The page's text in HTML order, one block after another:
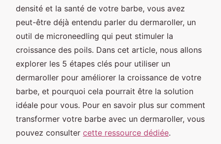
densité et la santé de votre barbe, vous avez
peut-être déjà entendu parler du dermaroller, un
outil de microneedling qui peut stimuler la
croissance des poils. Dans cet article, nous allons
explorer les 5 étapes clés pour utiliser un
dermaroller pour améliorer la croissance de votre
barbe, et pourquoi cela pourrait être la solution
idéale pour vous. Pour en savoir plus sur comment
transformer votre barbe avec un dermaroller, vous
pouvez consulter cette ressource dédiée.